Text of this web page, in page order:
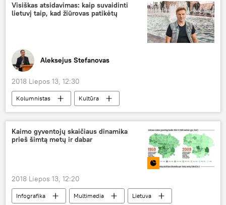
Visiškas atsidavimas: kaip suvaidinti
lietuvį taip, kad žiūrovas patikėtų
Aleksejus Stefanovas
2018 Liepos 13, 12:30
Kolumnistas Kultūra
Kaimo gyventojų skaičiaus dinamika
prieš šimtą metų ir dabar
2018 Liepos 13, 12:20
Infografika Multimedia
Lietuva